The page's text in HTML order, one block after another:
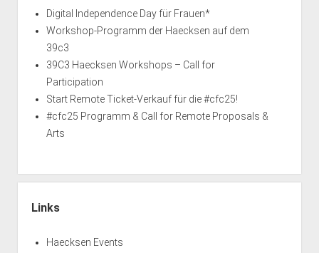
Digital Independence Day für Frauen*
Workshop-Programm der Haecksen auf dem
39c3
39C3 Haecksen Workshops – Call for
Participation
Start Remote Ticket-Verkauf für die #cfc25!
#cfc25 Programm & Call for Remote Proposals &
Arts
Links
Haecksen Events